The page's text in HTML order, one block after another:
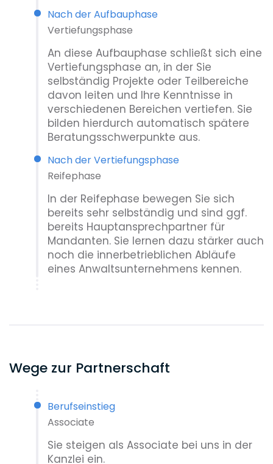
Nach der Aufbauphase
Vertiefungsphase
An diese Aufbauphase schließt sich eine
Vertiefungsphase an, in der Sie
selbständig Projekte oder Teilbereiche
davon leiten und Ihre Kenntnisse in
verschiedenen Bereichen vertiefen. Sie
bilden hierdurch automatisch spätere
Beratungsschwerpunkte aus.
Nach der Vertiefungsphase
Reifephase
In der Reifephase bewegen Sie sich
bereits sehr selbständig und sind ggf.
bereits Hauptansprechpartner für
Mandanten. Sie lernen dazu stärker auch
noch die innerbetrieblichen Abläufe
eines Anwaltsunternehmens kennen.
Wege zur Partnerschaft
Berufseinstieg
Associate
Sie steigen als Associate bei uns in der
Kanzlei ein.